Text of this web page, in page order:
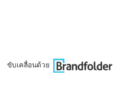
ขับเคลื่อนด้วย